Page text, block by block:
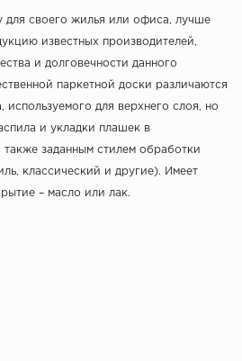
для своего жилья или офиса, лучше
известных производителей,
и долговечности данного
паркетной доски различаются
используемого для верхнего слоя, но
и укладки плашек в
заданным стилем обработки
классический и другие). Имеет
– масло или лак.